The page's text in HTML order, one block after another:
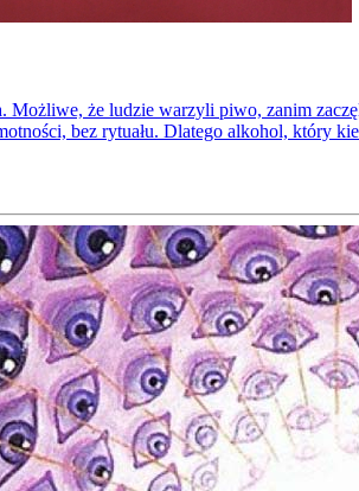
że ludzie warzyli piwo, zanim
bez rytuału. Dlatego alkohol, który